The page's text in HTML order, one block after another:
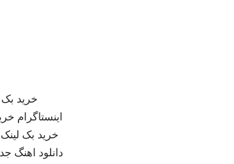
خرید بک
اینستاگرام
خرید بک لینک
دانلود اهنگ